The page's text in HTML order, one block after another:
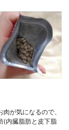
が気になるので、
(内臓脂肪と皮下脂